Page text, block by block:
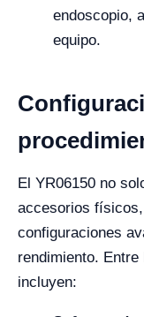
endoscopio,
equipo.
El YR06150 no
accesorios
configuraciones
rendimiento.
incluyen: